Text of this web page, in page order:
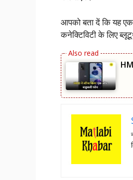
आपको बता दें कि यह
कनेक्टिविटी के लिए